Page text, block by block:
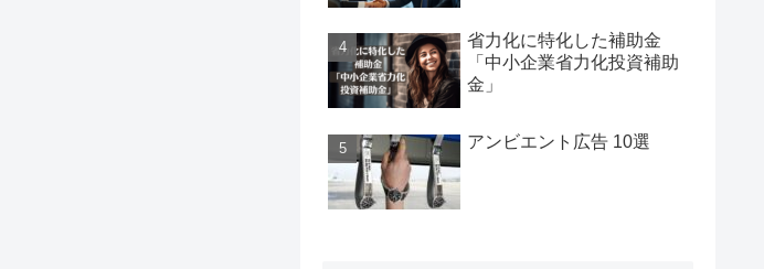
省力化に特化した補助金
「中小企業省力化投資補助
金」
アンビエント広告 10選